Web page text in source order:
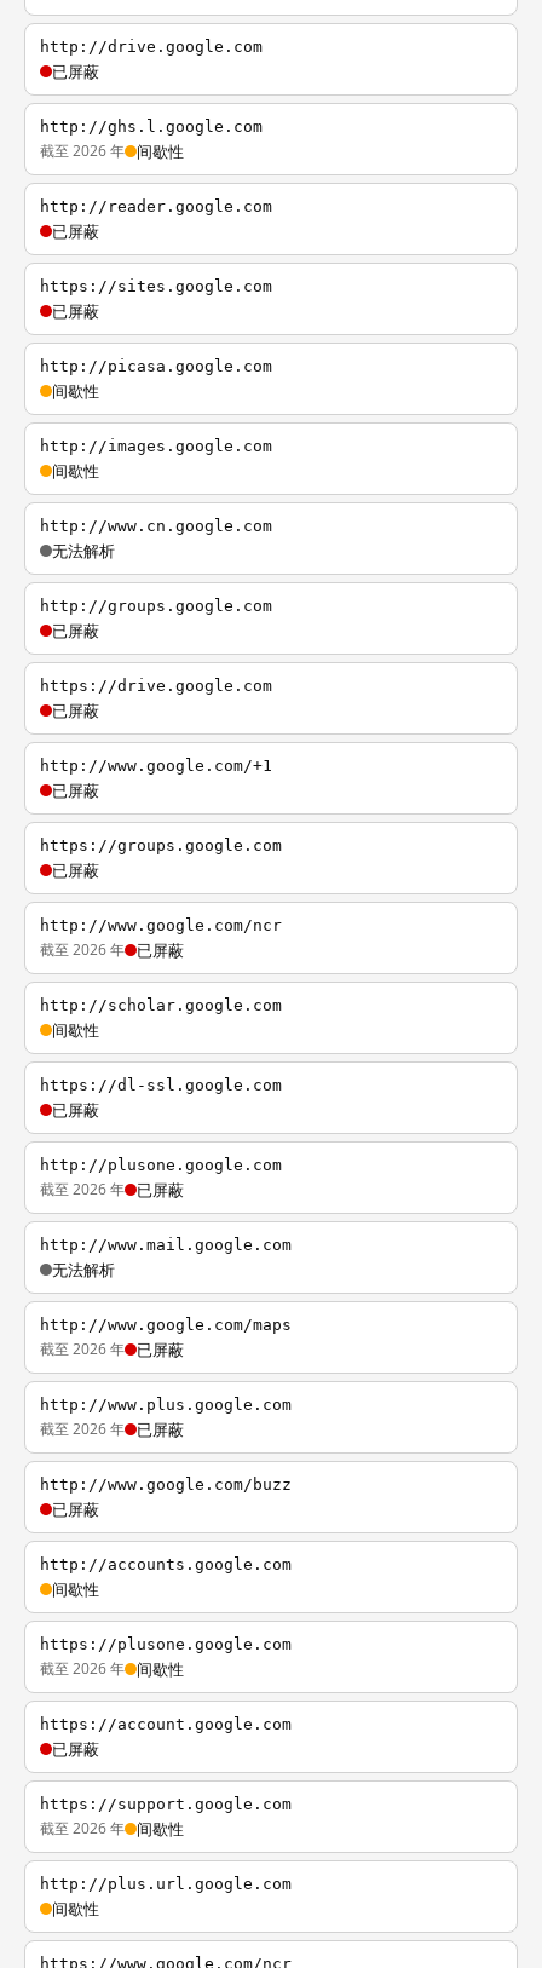
http://drive.google.com
已屏蔽
http://ghs.l.google.com
截至 2026 年 间歇性
http://reader.google.com
已屏蔽
https://sites.google.com
已屏蔽
http://picasa.google.com
间歇性
http://images.google.com
间歇性
http://www.cn.google.com
无法解析
http://groups.google.com
已屏蔽
https://drive.google.com
已屏蔽
http://www.google.com/+1
已屏蔽
https://groups.google.com
已屏蔽
http://www.google.com/ncr
截至 2026 年 已屏蔽
http://scholar.google.com
间歇性
https://dl-ssl.google.com
已屏蔽
http://plusone.google.com
截至 2026 年 已屏蔽
http://www.mail.google.com
无法解析
http://www.google.com/maps
截至 2026 年 已屏蔽
http://www.plus.google.com
截至 2026 年 已屏蔽
http://www.google.com/buzz
已屏蔽
http://accounts.google.com
间歇性
https://plusone.google.com
截至 2026 年 间歇性
https://account.google.com
已屏蔽
https://support.google.com
截至 2026 年 间歇性
http://plus.url.google.com
间歇性
https://www.google.com/ncr